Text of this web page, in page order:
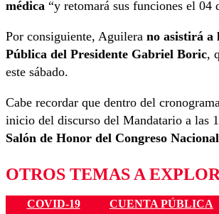
médica “y retomará sus funciones el 04
Por consiguiente, Aguilera no asistirá a
Pública del Presidente Gabriel Boric,
este sábado.
Cabe recordar que dentro del
inicio del discurso del Mandatario a las
Salón de Honor del Congreso
OTROS TEMAS A
COVID-19
CUENTA PÚBLICA